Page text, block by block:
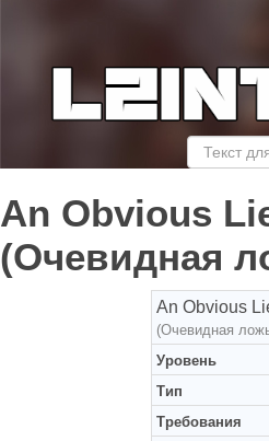
An Obvious
(Очевидная
An Obvious
(Очевидная
Уровень
Тип
Требования